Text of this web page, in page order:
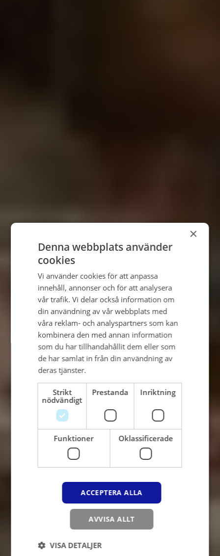
×
Denna webbplats använder
cookies
Vi använder cookies för att anpassa
innehåll, annonser och för att analysera
vår trafik. Vi delar också information om
din användning av vår webbplats med
våra reklam- och analyspartners som kan
kombinera den med annan information
som du har tillhandahållit dem eller som
de har samlat in från din användning av
deras tjänster.
Strikt
nödvändigt
Prestanda Inriktning
Funktioner Oklassificerade
ACCEPTERA ALLA
AVVISA ALLT
VISA DETALJER